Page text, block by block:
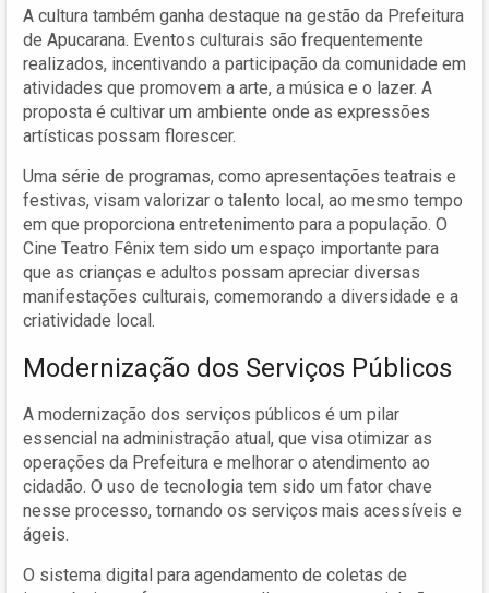
A cultura também ganha destaque na gestão da Prefeitura
de Apucarana. Eventos culturais são frequentemente
realizados, incentivando a participação da comunidade em
atividades que promovem a arte, a música e o lazer. A
proposta é cultivar um ambiente onde as expressões
artísticas possam florescer.
Uma série de programas, como apresentações teatrais e
festivas, visam valorizar o talento local, ao mesmo tempo
em que proporciona entretenimento para a população. O
Cine Teatro Fênix tem sido um espaço importante para
que as crianças e adultos possam apreciar diversas
manifestações culturais, comemorando a diversidade e a
criatividade local.
Modernização dos Serviços Públicos
A modernização dos serviços públicos é um pilar
essencial na administração atual, que visa otimizar as
operações da Prefeitura e melhorar o atendimento ao
cidadão. O uso de tecnologia tem sido um fator chave
nesse processo, tornando os serviços mais acessíveis e
ágeis.
O sistema digital para agendamento de coletas de